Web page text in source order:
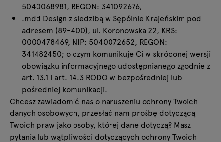
5040068981, REGON: 341092676,
.mdd Design z siedzibą w Sępólnie Krajeńskim pod
adresem (89-400), ul. Koronowska 22, KRS:
0000478469, NIP: 5040072652, REGON:
341482450; o czym komunikuje Ci w skróconej wersji
obowiązku informacyjnego udostępnianego zgodnie z
art. 13.1 i art. 14.3 RODO w bezpośredniej lub
pośredniej komunikacji.
Chcesz zawiadomić nas o naruszeniu ochrony Twoich
danych osobowych, przesłać nam prośbę dotyczącą
Twoich praw jako osoby, której dane dotyczą? Masz
pytania lub wątpliwości dotyczących ochrony Twoich